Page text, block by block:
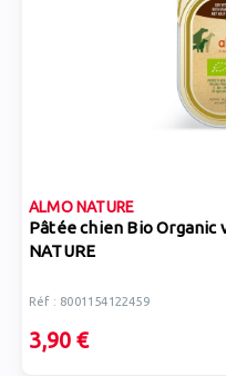
ALMO NATURE
Pâtée chien Bio Organic
NATURE
Réf : 8001154122459
3,90 €